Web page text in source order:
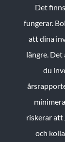
Det
fungerar.
att dina
längre.
du
riskerar att
och